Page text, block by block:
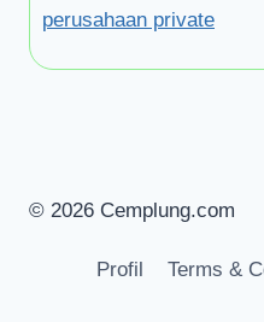
perusahaan private
© 2026 Cemplung.com
Profil Terms &